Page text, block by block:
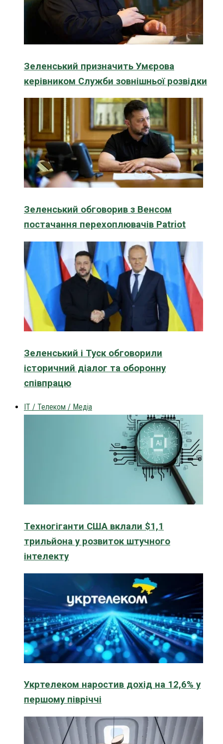
Зеленський призначить Умєрова
керівником Служби зовнішньої розвідки
Зеленський обговорив з Венсом
постачання перехоплювачів Patriot
Зеленський і Туск обговорили
історичний діалог та оборонну
співпрацю
IT / Телеком / Медіа
Техногіганти США вклали $1,1
трильйона у розвиток штучного
інтелекту
Укртелеком наростив дохід на 12,6% у
першому півріччі